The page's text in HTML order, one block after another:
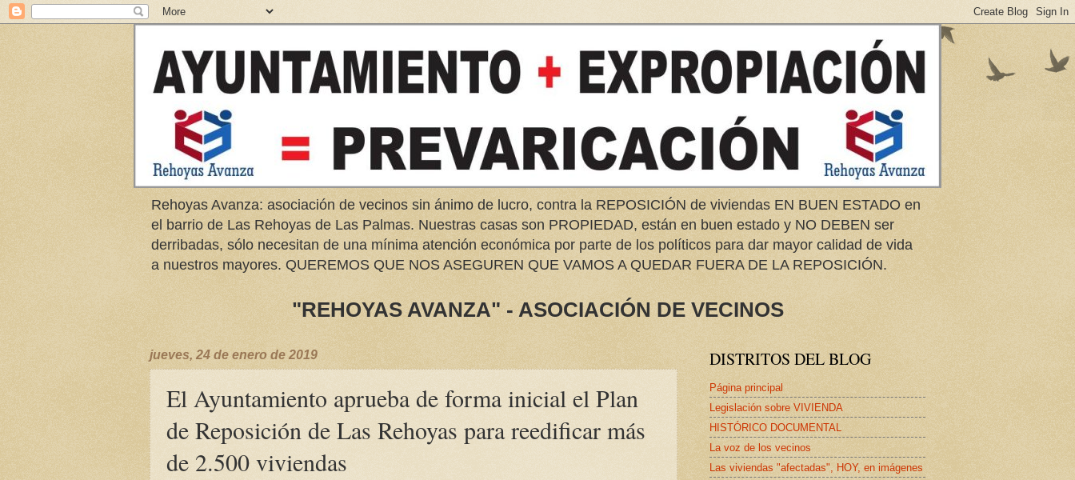
Rehoyas Avanza: asociación de vecinos sin ánimo de lucro, contra la REPOSICIÓN de viviendas EN BUEN ESTADO en
el barrio de Las Rehoyas de Las Palmas. Nuestras casas son PROPIEDAD, están en buen estado y NO DEBEN ser
derribadas, sólo necesitan de una mínima atención económica por parte de los políticos para dar mayor calidad de vida
a nuestros mayores. QUEREMOS QUE NOS ASEGUREN QUE VAMOS A QUEDAR FUERA DE LA REPOSICIÓN.
"REHOYAS AVANZA" - ASOCIACIÓN DE VECINOS
jueves, 24 de enero de 2019
El Ayuntamiento aprueba de forma inicial el Plan
de Reposición de Las Rehoyas para reedificar más
de 2.500 viviendas
DISTRITOS DEL BLOG
Página principal
Legislación sobre VIVIENDA
HISTÓRICO DOCUMENTAL
La voz de los vecinos
Las viviendas "afectadas", HOY, en imágenes